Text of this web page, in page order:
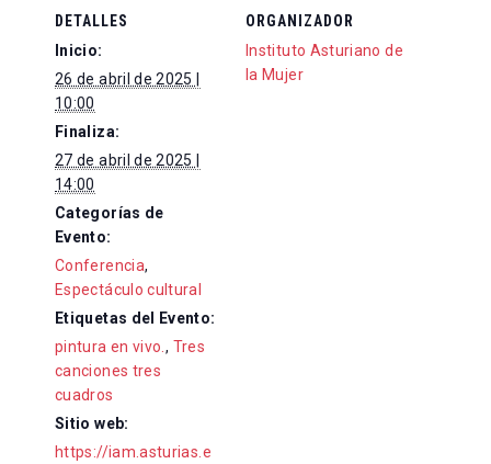
DETALLES
Inicio:
26 de abril de 2025 |
10:00
Finaliza:
27 de abril de 2025 |
14:00
Categorías de
Evento:
Conferencia,
Espectáculo cultural
Etiquetas del Evento:
pintura en vivo. , Tres
canciones tres
cuadros
Sitio web:
https://iam.asturias.e
ORGANIZADOR
Instituto Asturiano de
la Mujer